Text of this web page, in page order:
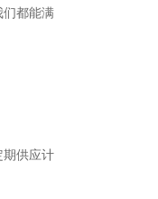
们都能满
期供应计